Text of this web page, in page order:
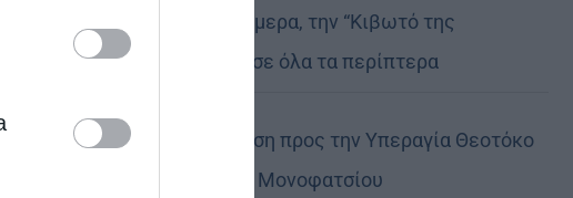
Μη χάσετε σήμερα, την “Κιβωτό της
Ορθοδοξίας”, σε όλα τα περίπτερα
Ιερά Παράκληση προς την Υπεραγία Θεοτόκο
στα Φαβριανά Μονοφατσίου